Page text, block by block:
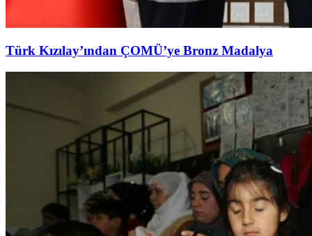
Türk Kızılay’ından ÇOMÜ’ye Bronz Madalya